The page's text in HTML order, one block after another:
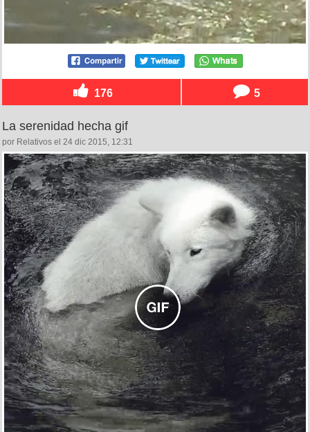
176 5
La serenidad hecha gif
por Relativos el 24 dic 2015, 12:31